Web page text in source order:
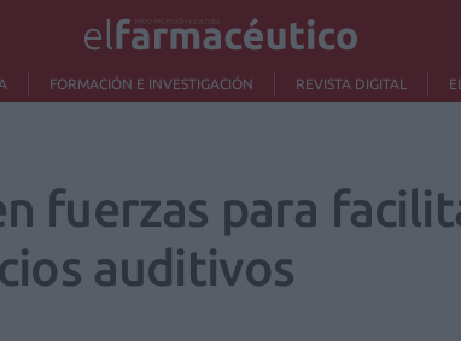
FORMACIÓN E INVESTIGACIÓN REVISTA DIGITAL
fuerzas para
auditivos